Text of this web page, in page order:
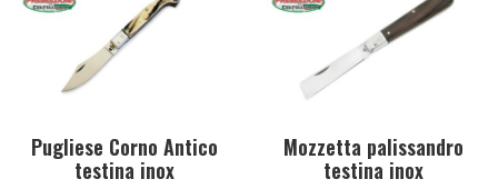
Pugliese Corno Antico
testina inox
Mozzetta palissandro
testina inox